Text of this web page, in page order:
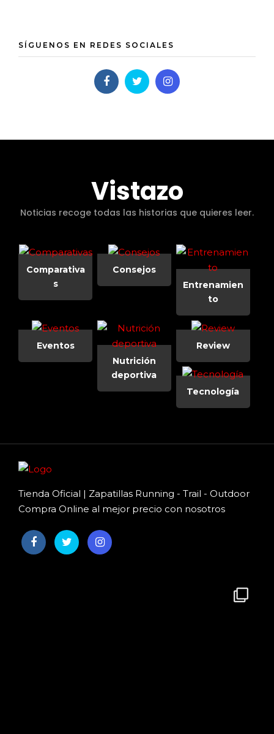
SÍGUENOS EN REDES SOCIALES
Vistazo
Noticias recoge todas las historias que quieres leer.
Comparativa
s
Consejos
Entrenamien
to
Eventos
Nutrición
deportiva
Review
Tecnología
Tienda Oficial | Zapatillas Running - Trail - Outdoor
Compra Online al mejor precio con nosotros